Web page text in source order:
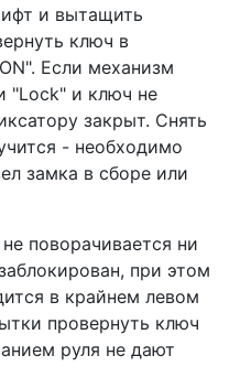
и вытащить
ключ в
Если механизм
"Lock" и ключ не
закрыт. Снять
- необходимо
замка в сборе или
поворачивается ни
при этом
в крайнем левом
провернуть ключ
руля не дают